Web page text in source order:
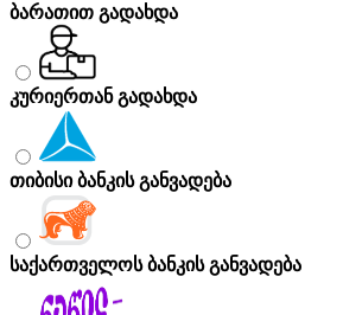
ბარათით გადახდა
კურიერთან გადახდა
თიბისი ბანკის განვადება
საქართველოს ბანკის განვადება